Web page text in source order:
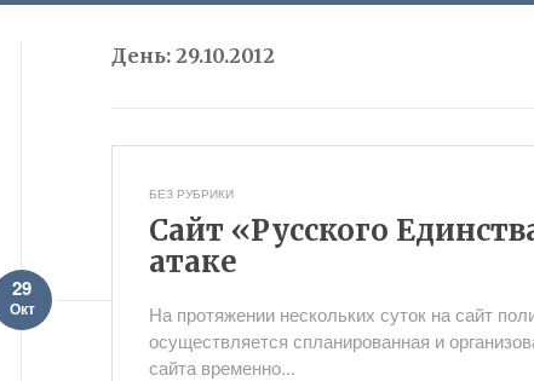
День:29.10.2012
БЕЗ РУБРИКИ
Сайт «Русского
атаке
29
Окт
На протяжении нескольких суток на сайт
осуществляется спланированная и
сайта временно...